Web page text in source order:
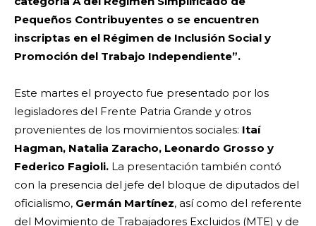
Pequeños Contribuyentes o se encuentren
inscriptas en el Régimen de Inclusión Social y
Promoción del Trabajo Independiente”.
Este martes el proyecto fue presentado por los
legisladores del Frente Patria Grande y otros
provenientes de los movimientos sociales: Itaí
Hagman, Natalia Zaracho, Leonardo Grosso y
Federico Fagioli. La presentación también contó
con la presencia del jefe del bloque de diputados del
oficialismo, Germán Martínez, así como del referente
del Movimiento de Trabajadores Excluidos (MTE) y de